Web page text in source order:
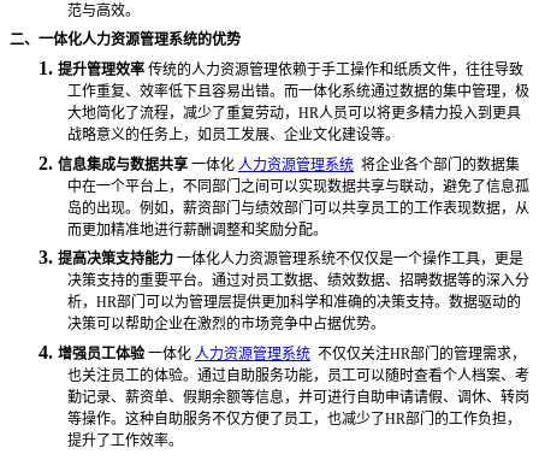
范与高效。
二、一体化人力资源管理系统的优势
1. 提升管理效率 传统的人力资源管理依赖于手工操作和纸质文件，往往导致
工作重复、效率低下且容易出错。而一体化系统通过数据的集中管理，极
大地简化了流程，减少了重复劳动， HR人员可以将更多精力投入到更具
战略意义的任务上，如员工发展、企业文化建设等。
2. 信息集成与数据共享 一体化 人力资源管理系统 将企业各个部门的数据集
中在一个平台上，不同部门之间可以实现数据共享与联动，避免了信息孤
岛的出现。例如，薪资部门与绩效部门可以共享员工的工作表现数据，从
而更加精准地进行薪酬调整和奖励分配。
3. 提高决策支持能力 一体化人力资源管理系统不仅仅是一个操作工具，更是
决策支持的重要平台。通过对员工数据、绩效数据、招聘数据等的深入分
析， HR部门可以为管理层提供更加科学和准确的决策支持。数据驱动的
决策可以帮助企业在激烈的市场竞争中占据优势。
4. 增强员工体验 一体化 人力资源管理系统 不仅仅关注HR部门的管理需求，
也关注员工的体验。通过自助服务功能，员工可以随时查看个人档案、考
勤记录、薪资单、假期余额等信息，并可进行自助申请请假、调休、转岗
等操作。这种自助服务不仅方便了员工，也减少了HR部门的工作负担，
提升了工作效率。